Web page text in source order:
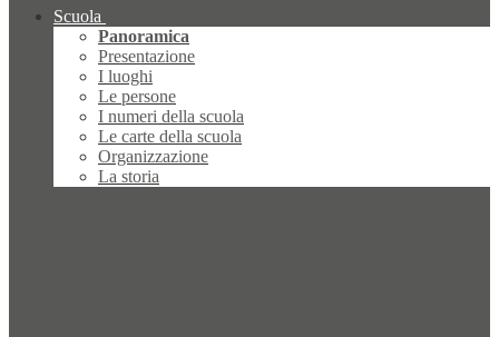
Scuola
Panoramica
Presentazione
I luoghi
Le persone
I numeri della scuola
Le carte della scuola
Organizzazione
La storia